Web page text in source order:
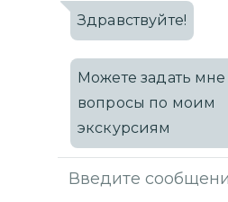
Здравствуйте!
Можете задать
вопросы по моим
экскурсиям